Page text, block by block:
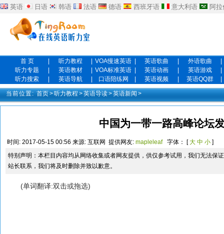
英语 日语 韩语 法语 德语 西班牙语 意大利语 阿
首 页 听力教程 VOA慢速英语 英语歌曲 外语歌曲
听力专题
英语教材 VOA标准英语 英语动画 英语游戏
听力搜索
英语导航 口语陪练网 英语视频 英语QQ群
当前位置: 首页>听力教程 >英语导读>英语新闻 >
中国为一带一路高峰论坛
时间: 2017-05-15 00:56 来源: 互联网 提供网友: mapleleaf 字体： [大 中 小 ]
特别声明：本栏目内容均从网络收集或者网友提供，供仅参考试用，我们无法保
站长联系，我们将及时删除并致以歉意。
(单词翻译:双击或拖选)